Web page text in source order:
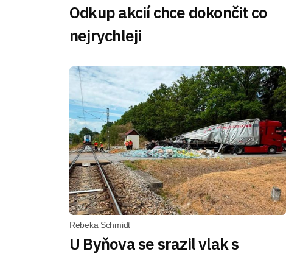
Odkup akcií chce dokončit co
nejrychleji
Rebeka Schmidt
U Byňova se srazil vlak s